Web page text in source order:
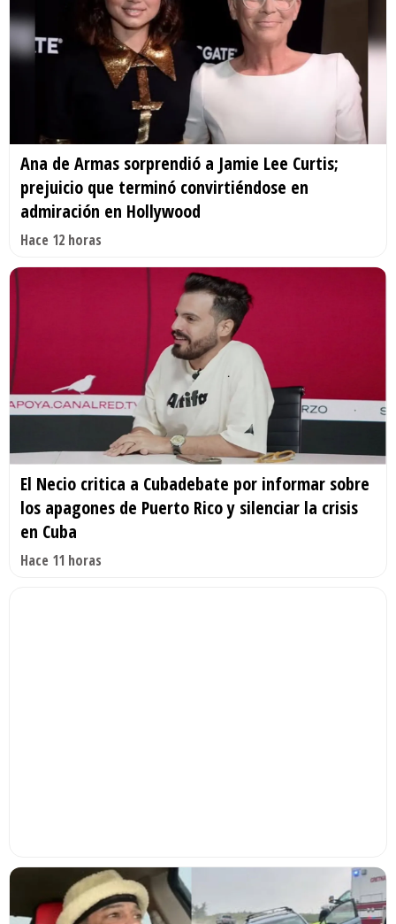
Ana de Armas sorprendió a Jamie Lee Curtis;
prejuicio que terminó convirtiéndose en
admiración en Hollywood
Hace 12 horas
El Necio critica a Cubadebate por informar sobre
los apagones de Puerto Rico y silenciar la crisis
en Cuba
Hace 11 horas